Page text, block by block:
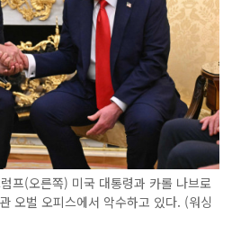
프(오른쪽) 미국 대통령과 카롤 나브로
오벌 오피스에서 악수하고 있다. (워싱